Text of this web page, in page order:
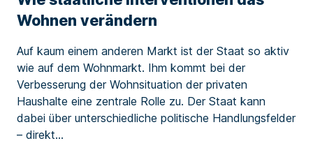
Wohnen verändern
Auf kaum einem anderen Markt ist der Staat so aktiv
wie auf dem Wohnmarkt. Ihm kommt bei der
Verbesserung der Wohnsituation der privaten
Haushalte eine zentrale Rolle zu. Der Staat kann
dabei über unterschiedliche politische Handlungsfelder
– direkt...